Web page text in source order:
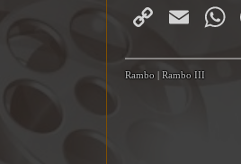
Copy
Rambo |Rambo III